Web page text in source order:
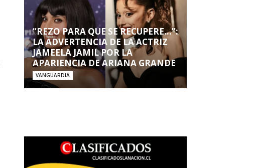
“REZO PARA QUE SE RECUPERE…”:
LA ADVERTENCIA DE LA ACTRIZ
JAMEELA JAMIL POR LA
APARIENCIA DE ARIANA GRANDE
VANGUARDIA